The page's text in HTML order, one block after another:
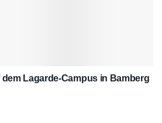
Lagarde-Campus in Bamberg